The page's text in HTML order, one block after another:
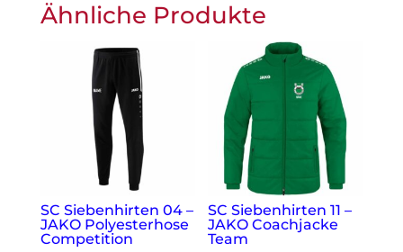
Ähnliche Produkte
SC Siebenhirten 04 –
JAKO Polyesterhose
Competition
SC Siebenhirten 11 –
JAKO Coachjacke
Team